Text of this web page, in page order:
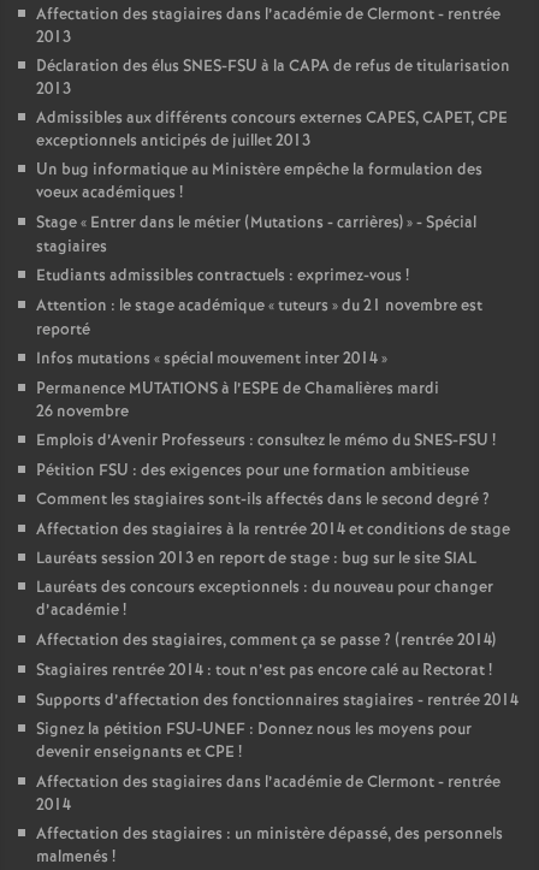
Affectation des stagiaires dans l’académie de Clermont - rentrée
2013
Déclaration des élus SNES-FSU à la CAPA de refus de titularisation
2013
Admissibles aux différents concours externes CAPES, CAPET, CPE
exceptionnels anticipés de juillet 2013
Un bug informatique au Ministère empêche la formulation des
voeux académiques !
Stage « Entrer dans le métier (Mutations - carrières)» - Spécial
stagiaires
Etudiants admissibles contractuels : exprimez-vous !
Attention : le stage académique «tuteurs » du 21 novembre est
reporté
Infos mutations «spécial mouvement inter 2014»
Permanence MUTATIONS à l’ESPE de Chamalières mardi
26 novembre
Emplois d’Avenir Professeurs : consultez le mémo du SNES-FSU !
Pétition FSU : des exigences pour une formation ambitieuse
Comment les stagiaires sont-ils affectés dans le second degré?
Affectation des stagiaires à la rentrée 2014 et conditions de stage
Lauréats session 2013 en report de stage : bug sur le site SIAL
Lauréats des concours exceptionnels : du nouveau pour changer
d’académie!
Affectation des stagiaires, comment ça se passe? (rentrée 2014)
Stagiaires rentrée 2014 : tout n’est pas encore calé au Rectorat!
Supports d’affectation des fonctionnaires stagiaires - rentrée 2014
Signez la pétition FSU-UNEF : Donnez nous les moyens pour
devenir enseignants et CPE !
Affectation des stagiaires dans l’académie de Clermont - rentrée
2014
Affectation des stagiaires : un ministère dépassé, des personnels
malmenés !